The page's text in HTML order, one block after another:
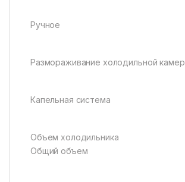
Ручное
Размораживание холодильной
Капельная система
Объем холодильника
Общий объем